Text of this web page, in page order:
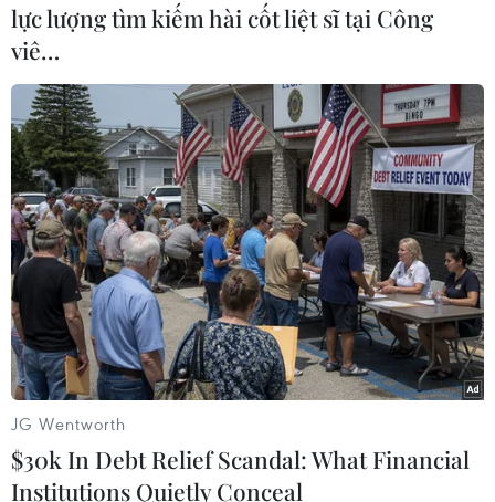
#Bộ tứ Normandie #Donetsk
#Lugansk
#Đàm phán
#Alexander Zakharchenko
#Igor Plotnitskyi
#Petro Poroshenko
#Angela Merkel
#Francois Hollande
Ukraine
Theo dõi VietnamPlus
lực lượng tìm kiếm hài cốt liệt sĩ tại Công
viê…
JG Wentworth
$30k In Debt Relief Scandal: What Financial
Institutions Quietly Conceal